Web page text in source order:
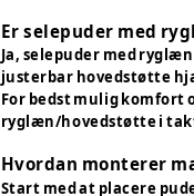
Er selepuder med
Ja, selepuder med
justerbar hovedstøtte
For bedst mulig komfort
ryglæn/hovedstøtte i
Hvordan monterer
Start med at placere